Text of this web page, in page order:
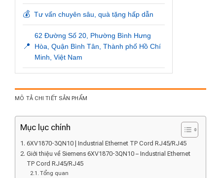
💰 Tư vấn chuyên sâu, quà tặng hấp dẫn
📍
62 Đường Số 20, Phường Bình Hưng
Hòa, Quận Bình Tân, Thành phố Hồ Chí
Minh, Việt Nam
MÔ TẢ CHI TIẾT SẢN PHẨM
Mục lục chính
6XV1870-3QN10 | Industrial Ethernet TP Cord RJ45/RJ45
Giới thiệu về Siemens 6XV1870-3QN10 – Industrial Ethernet
TP Cord RJ45/RJ45
Tổng quan